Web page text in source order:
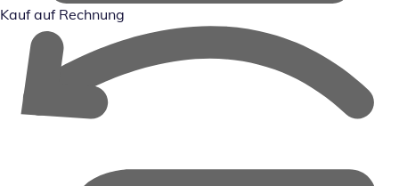
Kauf auf Rechnung